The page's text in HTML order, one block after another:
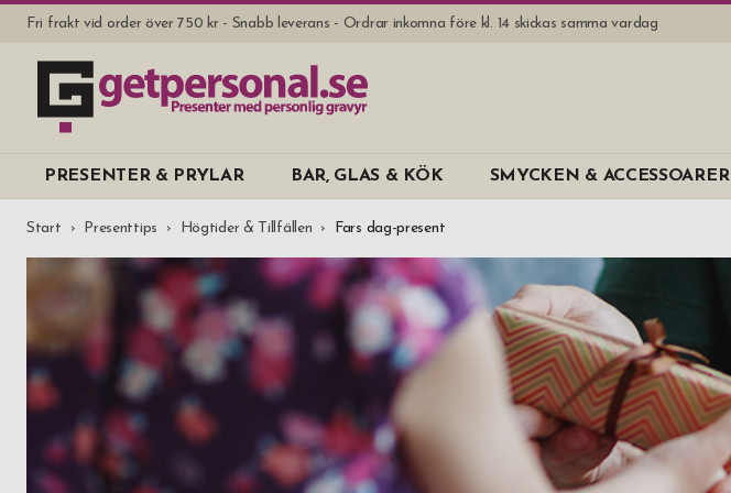
Fri frakt vid order över 750 kr - Snabb leverans - Ordrar inkomna före kl. 14 skickas samma vardag
PRESENTER & PRYLAR BAR, GLAS & KÖK SMYCKEN & ACCESSOARER
Start Presenttips Högtider & Tillfällen Fars dag-present